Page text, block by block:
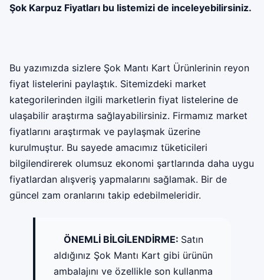
Şok Karpuz Fiyatları bu listemizi de inceleyebilirsiniz.
Bu yazımızda sizlere Şok Mantı Kart Ürünlerinin reyon
fiyat listelerini paylaştık. Sitemizdeki market
kategorilerinden ilgili marketlerin fiyat listelerine de
ulaşabilir araştırma sağlayabilirsiniz. Firmamız market
fiyatlarını araştırmak ve paylaşmak üzerine
kurulmuştur. Bu sayede amacımız tüketicileri
bilgilendirerek olumsuz ekonomi şartlarında daha uygu
fiyatlardan alışveriş yapmalarını sağlamak. Bir de
güncel zam oranlarını takip edebilmeleridir.
ÖNEMLİ BİLGİLENDİRME: Satın
aldığınız Şok Mantı Kart gibi ürünün
ambalajını ve özellikle son kullanma